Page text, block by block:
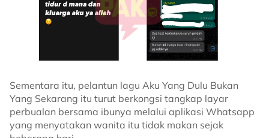
Sementara itu, pelantun lagu Aku Yang Dulu Bukan
Yang Sekarang itu turut berkongsi tangkap layar
perbualan bersama ibunya melalui aplikasi Whatsapp
yang menyatakan wanita itu tidak makan sejak